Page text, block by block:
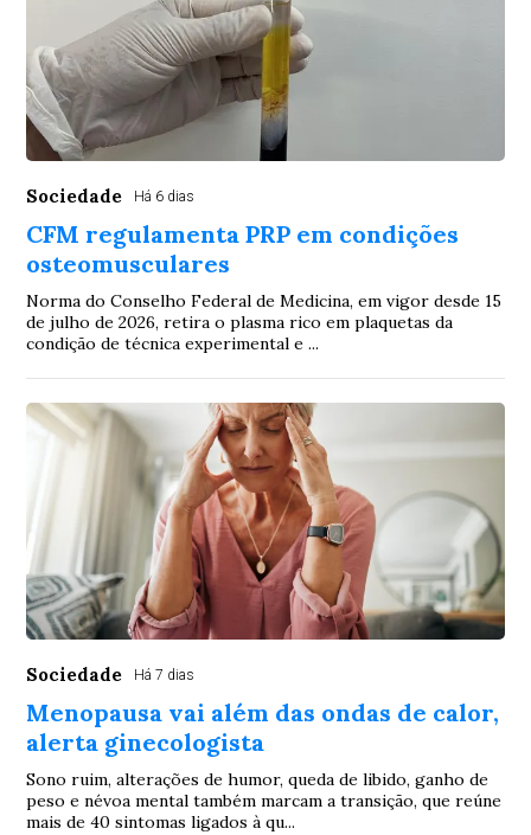
Sociedade Há 6 dias
CFM regulamenta PRP em condições
osteomusculares
Norma do Conselho Federal de Medicina, em vigor desde 15
de julho de 2026, retira o plasma rico em plaquetas da
condição de técnica experimental e ...
Sociedade Há 7 dias
Menopausa vai além das ondas de calor,
alerta ginecologista
Sono ruim, alterações de humor, queda de libido, ganho de
peso e névoa mental também marcam a transição, que reúne
mais de 40 sintomas ligados à qu...